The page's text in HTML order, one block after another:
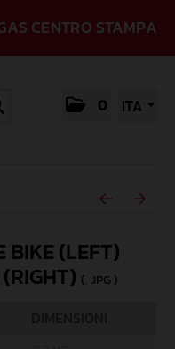
CENTRO STAMPA
0 ITA
BIKE (LEFT)
(. JPG )